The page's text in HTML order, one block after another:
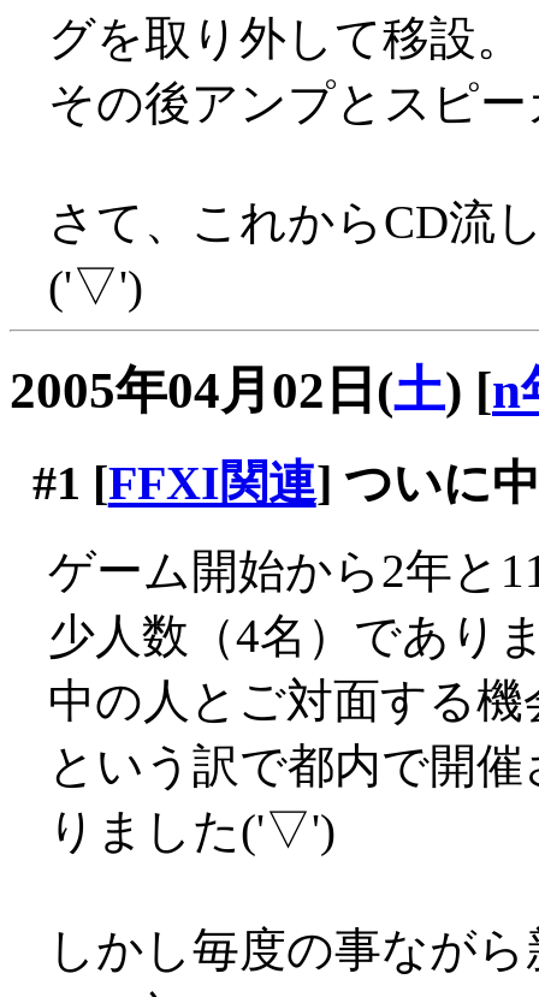
グを取り外して移設。
その後アンプとスピ
さて、これからCD流
('▽')
2005年04月02日(土) [n
#1 [FFXI関連] ついに
ゲーム開始から2年と
少人数（4名）であり
中の人とご対面する機
という訳で都内で開
りました('▽')
しかし毎度の事なが